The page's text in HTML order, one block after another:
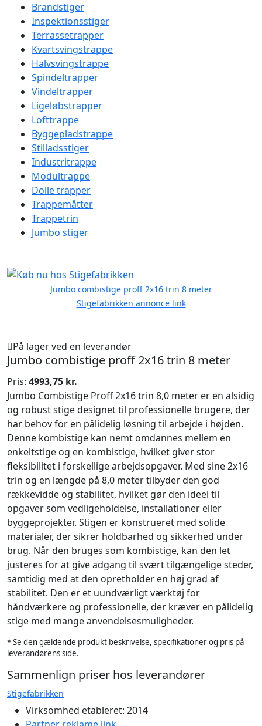
Brandstiger
Inspektionsstiger
Terrassetrapper
Kvartsvingstrappe
Halvsvingstrappe
Spindeltrapper
Vindeltrapper
Ligeløbstrapper
Lofttrappe
Byggepladstrappe
Stilladsstiger
Industritrappe
Modultrappe
Dolle trapper
Trappemåtter
Trappetrin
Jumbo stiger
Jumbo combistige proff 2x16 trin 8 meter
Stigefabrikken annonce link
På lager ved en leverandør
Jumbo combistige proff 2x16 trin 8 meter
Pris: 4993,75 kr.
Jumbo Combistige Proff 2x16 trin 8,0 meter er en alsidig
og robust stige designet til professionelle brugere, der
har behov for en pålidelig løsning til arbejde i højden.
Denne kombistige kan nemt omdannes mellem en
enkeltstige og en kombistige, hvilket giver stor
fleksibilitet i forskellige arbejdsopgaver. Med sine 2x16
trin og en længde på 8,0 meter tilbyder den god
rækkevidde og stabilitet, hvilket gør den ideel til
opgaver som vedligeholdelse, installationer eller
byggeprojekter. Stigen er konstrueret med solide
materialer, der sikrer holdbarhed og sikkerhed under
brug. Når den bruges som kombistige, kan den let
justeres for at give adgang til svært tilgængelige steder,
samtidig med at den opretholder en høj grad af
stabilitet. Den er et uundværligt værktøj for
håndværkere og professionelle, der kræver en pålidelig
stige med mange anvendelsesmuligheder.
* Se den gældende produkt beskrivelse, specifikationer og pris på
leverandørens side.
Sammenlign priser hos leverandører
Stigefabrikken
Virksomhed etableret: 2014